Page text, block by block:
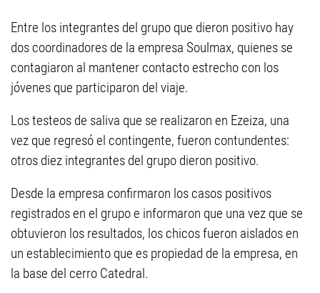
Entre los integrantes del grupo que dieron positivo hay
dos coordinadores de la empresa Soulmax, quienes se
contagiaron al mantener contacto estrecho con los
jóvenes que participaron del viaje.
Los testeos de saliva que se realizaron en Ezeiza, una
vez que regresó el contingente, fueron contundentes:
otros diez integrantes del grupo dieron positivo.
Desde la empresa confirmaron los casos positivos
registrados en el grupo e informaron que una vez que se
obtuvieron los resultados, los chicos fueron aislados en
un establecimiento que es propiedad de la empresa, en
la base del cerro Catedral.